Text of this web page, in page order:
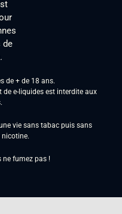
de + de 18 ans.
de e-liquides est interdite aux
vie sans tabac puis sans
nicotine.
ne fumez pas !